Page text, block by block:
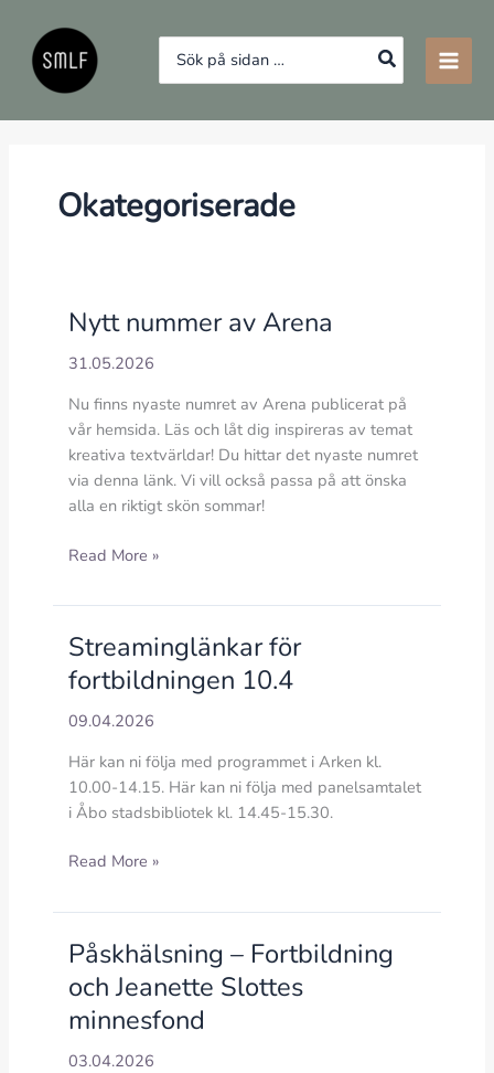
innehåll
Search
for:
Okategoriserade
Nytt nummer av Arena
31.05.2026
Nu finns nyaste numret av Arena publicerat på
vår hemsida. Läs och låt dig inspireras av temat
kreativa textvärldar! Du hittar det nyaste numret
via denna länk. Vi vill också passa på att önska
alla en riktigt skön sommar!
Nytt
av
Read More »
Streaminglänkar för
fortbildningen 10.4
09.04.2026
Här kan ni följa med programmet i Arken kl.
10.00-14.15. Här kan ni följa med panelsamtalet
i Åbo stadsbibliotek kl. 14.45-15.30.
Streaminglänkar
fortbildningen
10.4
Read More »
Påskhälsning – Fortbildning
och Jeanette Slottes
minnesfond
03.04.2026